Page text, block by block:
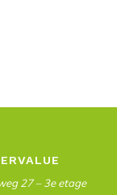
27 – 3e etage